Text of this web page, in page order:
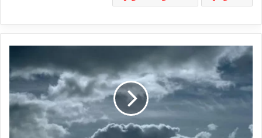
الجمعة:
الطقس
ودرجات
الحرارة